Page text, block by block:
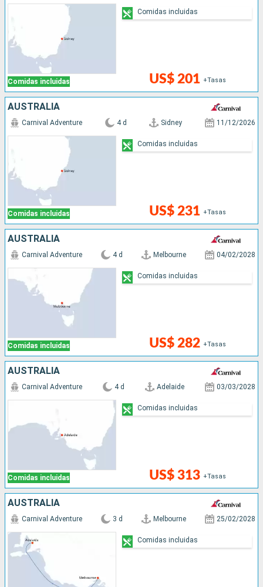
Comidas incluidas US$ 201 +Tasas
Comidas incluidas
AUSTRALIA
Comidas incluidas
Carnival Adventure 4 d Sidney 11/12/2026
US$ 231 +Tasas
Comidas incluidas
AUSTRALIA
Comidas incluidas
Carnival Adventure 4 d Melbourne 04/02/2028
US$ 282 +Tasas
Comidas incluidas
AUSTRALIA
Comidas incluidas
Carnival Adventure 4 d Adelaide 03/03/2028
US$ 313 +Tasas
Comidas incluidas
AUSTRALIA
Carnival Adventure 3 d Melbourne 25/02/2028
Comidas incluidas